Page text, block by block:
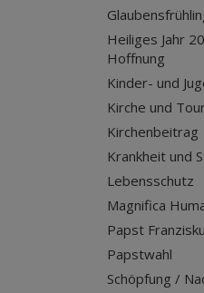
Heiliges Jahr
Hoffnung
Kinder- und
Kirche und
Kirchenbeitrag
Krankheit und
Lebensschutz
Magnifica
Papst
Papstwahl
Schöpfung /